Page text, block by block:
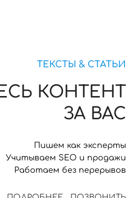
ТЕКСТЫ & СТАТЬИ
КОНТЕНТ
ЗА ВАС
Пишем как эксперты
Учитываем SEO и продажи
Работаем без перерывов